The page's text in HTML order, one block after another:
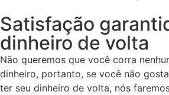
Satisfação
dinheiro de volta
Não queremos que você corra
dinheiro, portanto, se você não
ter seu dinheiro de volta, nós